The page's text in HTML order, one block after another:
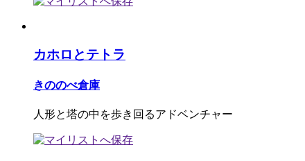
カホロとテトラ
きののべ倉庫
人形と塔の中を歩き回るアドベンチャー